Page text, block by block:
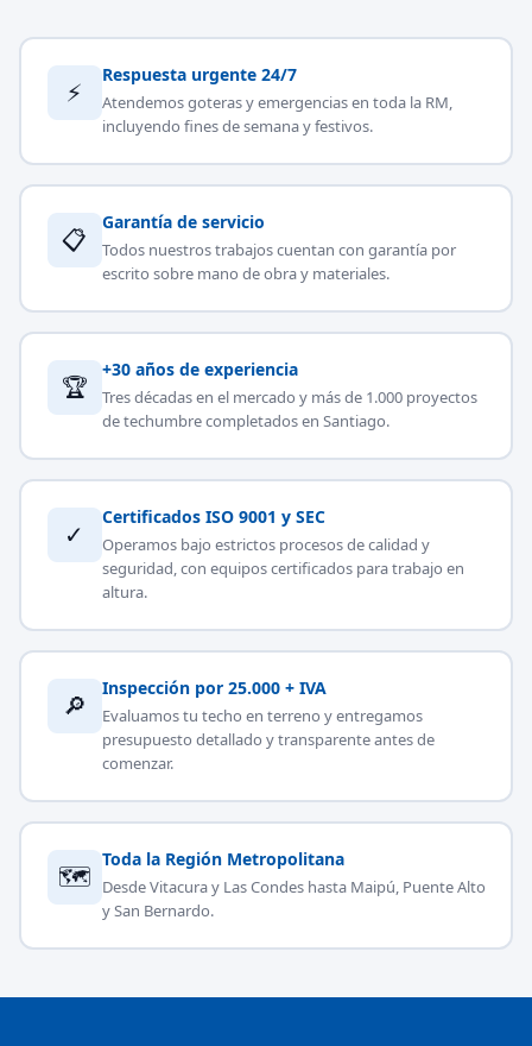
⚡
Respuesta urgente 24/7
Atendemos goteras y emergencias en toda la RM,
incluyendo fines de semana y festivos.
📋
Garantía de servicio
Todos nuestros trabajos cuentan con garantía por
escrito sobre mano de obra y materiales.
🏆
+30 años de experiencia
Tres décadas en el mercado y más de 1.000 proyectos
de techumbre completados en Santiago.
✓
Certificados ISO 9001 y SEC
Operamos bajo estrictos procesos de calidad y
seguridad, con equipos certificados para trabajo en
altura.
🔎
Inspección por 25.000 + IVA
Evaluamos tu techo en terreno y entregamos
presupuesto detallado y transparente antes de
comenzar.
🗺
Toda la Región Metropolitana
Desde Vitacura y Las Condes hasta Maipú, Puente Alto
y San Bernardo.